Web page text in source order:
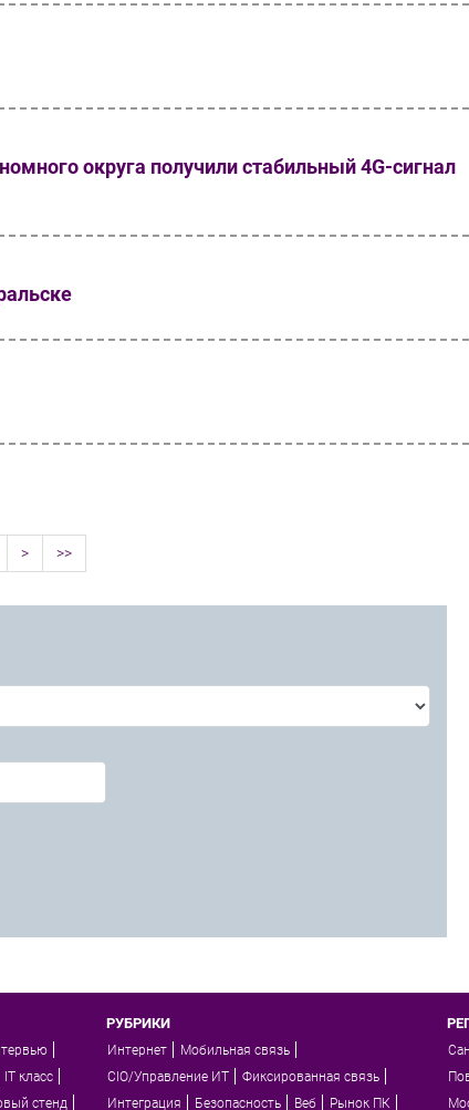
округа получили стабильный 4G-сигнал
> >>
IT класс
стенд
РУБРИКИ
Интернет
Мобильная связь
CIO/Управление ИТ
Фиксированная связь
Интеграция
Безопасность Веб Рынок ПК